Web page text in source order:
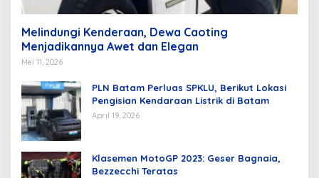
Melindungi Kenderaan, Dewa Caoting
Menjadikannya Awet dan Elegan
Mei 11, 2026
PLN Batam Perluas SPKLU, Berikut Lokasi
Pengisian Kendaraan Listrik di Batam
April 19, 2026
Klasemen MotoGP 2023: Geser Bagnaia,
Bezzecchi Teratas